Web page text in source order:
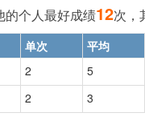
的个人最好成绩12次，
单次
平均
2
5
2 3